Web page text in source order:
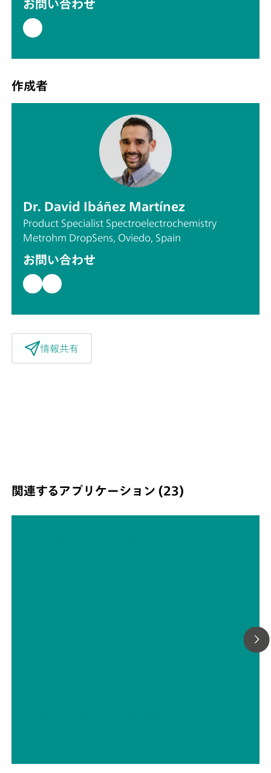
お問い合わせ
作成者
Dr. David Ibáñez Martínez
Product Specialist Spectroelectrochemistry
Metrohm DropSens, Oviedo, Spain
お問い合わせ
情報共有
関連するアプリケーション (23)